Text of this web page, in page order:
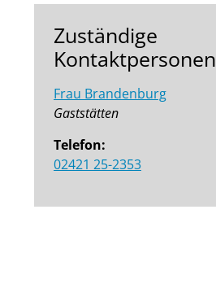
Zuständige
Kontaktpersonen
Frau Brandenburg
Gaststätten
Telefon:
02421 25-2353